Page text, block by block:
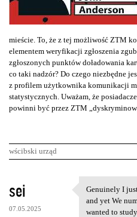
mieście. To, że z tej możliwość ZTM
elementem weryfikacji zgłoszenia
zgłoszonych punktów doładowania
co taki nadzór? Do czego niezbędne
z profilem użytkownika komunikacji
statystycznych. Uważam, że
powinni być przez ZTM
wścibski urząd
K
o
sei
07.05.2025
Genuinely I
Genuinely I
and yet We
wanted to